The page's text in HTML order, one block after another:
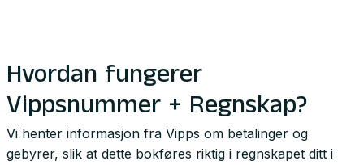
Hvordan fungerer
Vippsnummer + Regnskap?
Vi henter informasjon fra Vipps om betalinger og
gebyrer, slik at dette bokføres riktig i regnskapet ditt i